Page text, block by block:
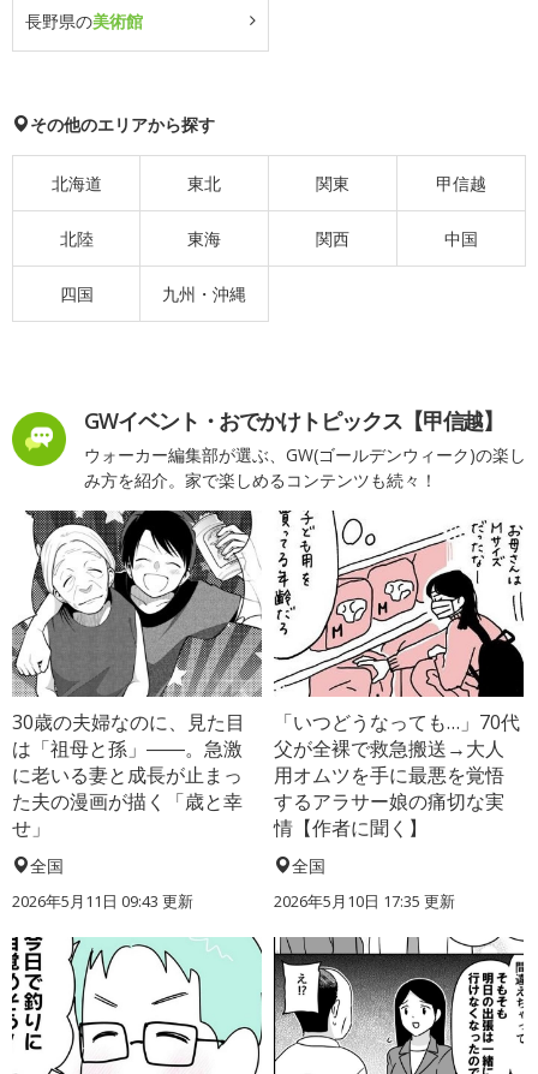
長野県の美術館
その他のエリアから探す
北海道 東北 関東 甲信越
北陸 東海 関西 中国
四国 九州・沖縄
GWイベント・おでかけトピックス【甲信越】
ウォーカー編集部が選ぶ、GW(ゴールデンウィーク)の楽し
み方を紹介。家で楽しめるコンテンツも続々！
30歳の夫婦なのに、見た目
は「祖母と孫」――。急激
に老いる妻と成長が止まっ
た夫の漫画が描く「歳と幸
せ」
全国
2026年5月11日 09:43 更新
「いつどうなっても…」70代
父が全裸で救急搬送→大人
用オムツを手に最悪を覚悟
するアラサー娘の痛切な実
情【作者に聞く】
全国
2026年5月10日 17:35 更新